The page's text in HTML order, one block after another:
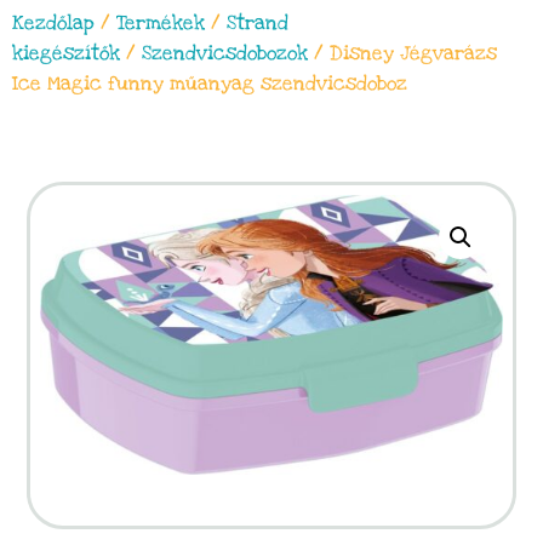
Kezdőlap / Termékek / Strand
kiegészítők / Szendvicsdobozok / Disney Jégvarázs
Ice Magic funny műanyag szendvicsdoboz